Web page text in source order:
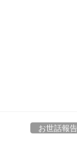
お世話報告